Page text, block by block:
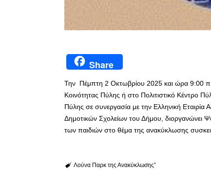
Share
Την Πέμπτη 2 Οκτωβρίου 2025 και ώρα 9:00
Κοινότητας Πύλης ή στο Πολιτιστικό Κέντρο
Πύλης σε συνεργασία με την Ελληνική
Δημοτικών Σχολείων του Δήμου, διοργανώνει
των παιδιών στο θέμα της ανακύκλωσης
Λούνα Παρκ της Ανακύκλωσης”